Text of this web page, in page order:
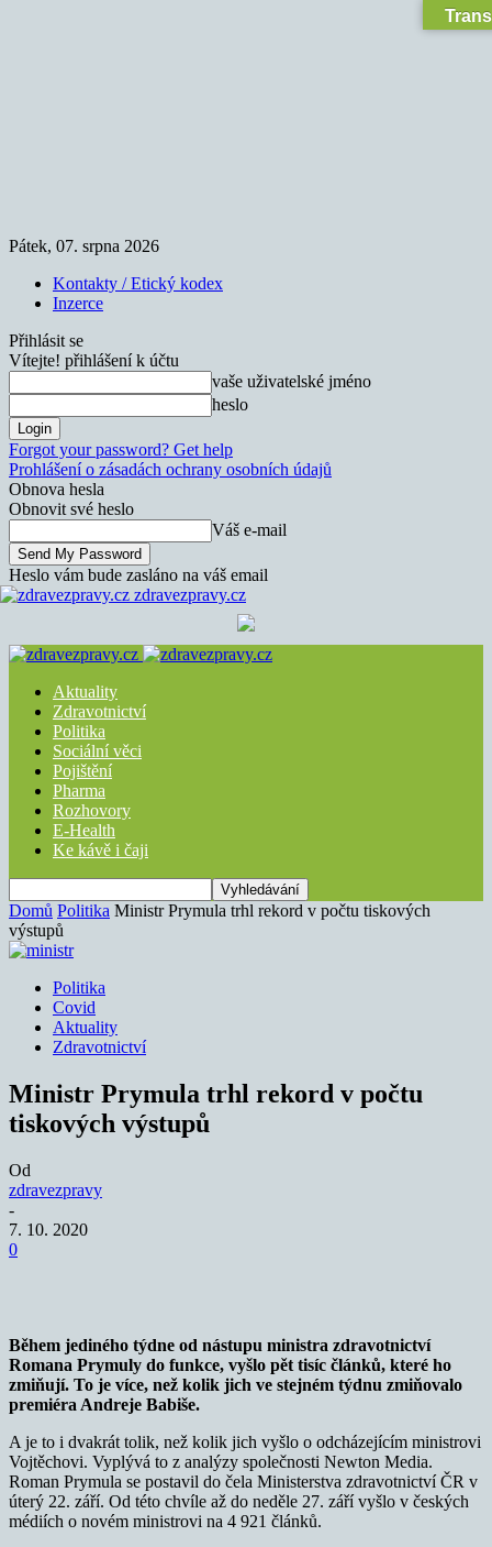
Pátek, 07. srpna 2026
Kontakty / Etický kodex
Inzerce
Přihlásit se
Vítejte! přihlášení k účtu
vaše uživatelské jméno
heslo
Forgot your password? Get help
Prohlášení o zásadách ochrany osobních údajů
Obnova hesla
Obnovit své heslo
Váš e-mail
Heslo vám bude zasláno na váš email
zdravezpravy.cz
Aktuality
Zdravotnictví
Politika
Sociální věci
Pojištění
Pharma
Rozhovory
E-Health
Ke kávě i čaji
Domů Politika Ministr Prymula trhl rekord v počtu tiskových
výstupů
Politika
Covid
Aktuality
Zdravotnictví
Ministr Prymula trhl rekord v počtu
tiskových výstupů
Od
zdravezpravy
-
7. 10. 2020
0
Během jediného týdne od nástupu ministra zdravotnictví
Romana Prymuly do funkce, vyšlo pět tisíc článků, které ho
zmiňují. To je více, než kolik jich ve stejném týdnu zmiňovalo
premiéra Andreje Babiše.
A je to i dvakrát tolik, než kolik jich vyšlo o odcházejícím ministrovi
Vojtěchovi. Vyplývá to z analýzy společnosti Newton Media.
Roman Prymula se postavil do čela Ministerstva zdravotnictví ČR v
úterý 22. září. Od této chvíle až do neděle 27. září vyšlo v českých
médiích o novém ministrovi na 4 921 článků.